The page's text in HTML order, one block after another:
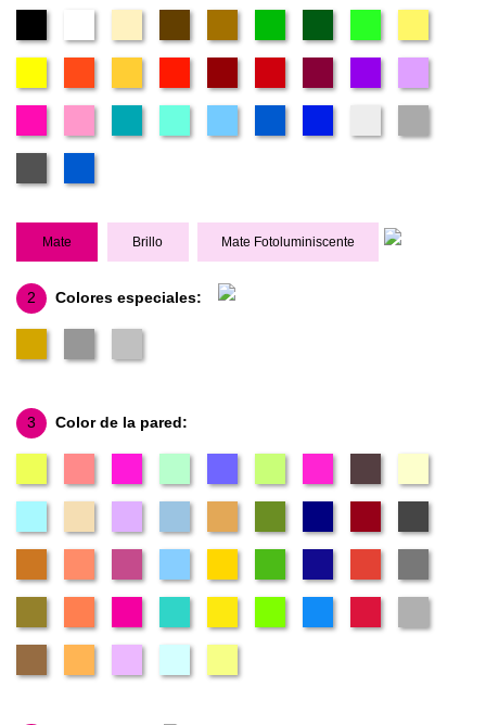
Mate Brillo Mate Fotoluminiscente
2 Colores especiales:
3 Color de la pared: